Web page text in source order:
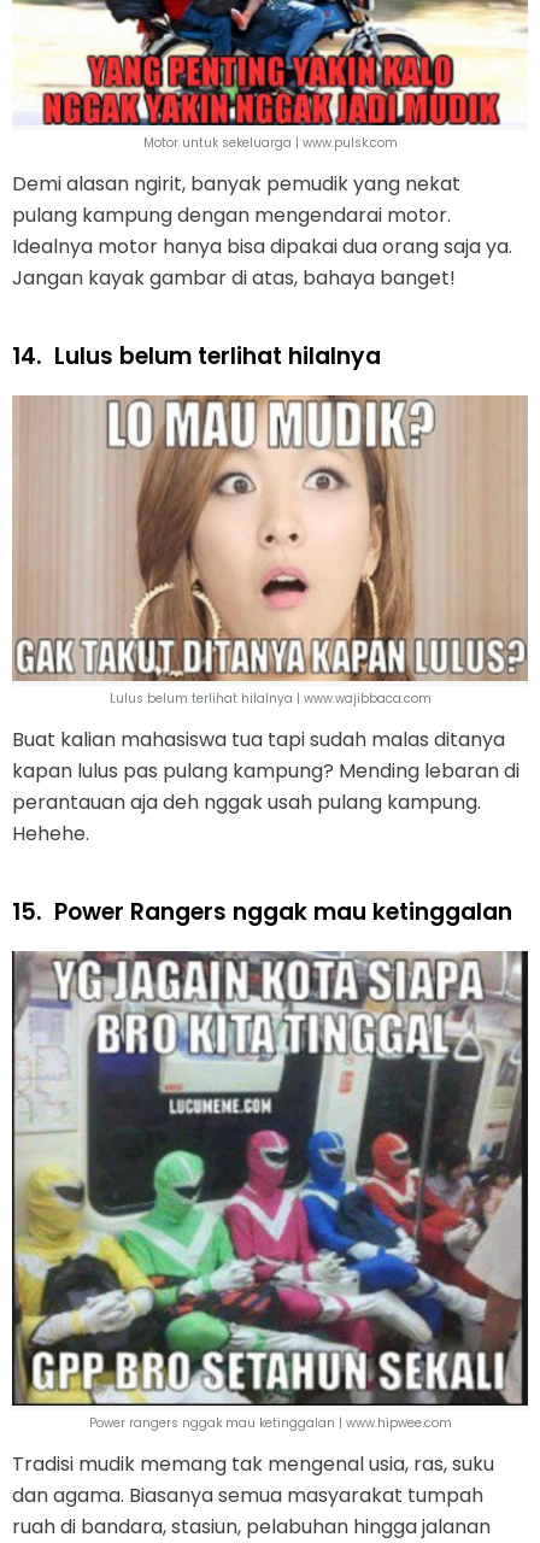
Motor untuk sekeluarga | www.pulsk.com
Demi alasan ngirit, banyak pemudik yang nekat
pulang kampung dengan mengendarai motor.
Idealnya motor hanya bisa dipakai dua orang saja ya.
Jangan kayak gambar di atas, bahaya banget!
14. Lulus belum terlihat hilalnya
Lulus belum terlihat hilalnya | www.wajibbaca.com
Buat kalian mahasiswa tua tapi sudah malas ditanya
kapan lulus pas pulang kampung? Mending lebaran di
perantauan aja deh nggak usah pulang kampung.
Hehehe.
15. Power Rangers nggak mau ketinggalan
Power rangers nggak mau ketinggalan | www.hipwee.com
Tradisi mudik memang tak mengenal usia, ras, suku
dan agama. Biasanya semua masyarakat tumpah
ruah di bandara, stasiun, pelabuhan hingga jalanan